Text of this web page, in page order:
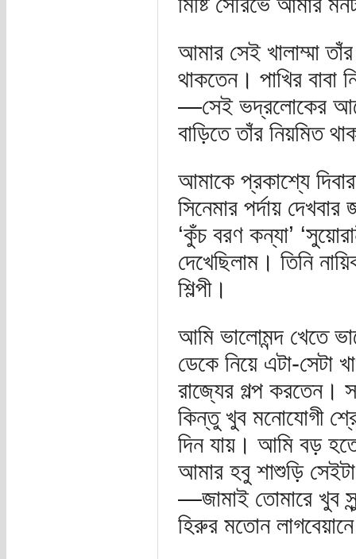
আমার সেই খালাম্মা
থাকতেন। পাখির বাবা
—সেই ভদ্রলোকের
বাড়িতে তাঁর নিয়মিত
আমাকে প্রকাশ্যে
সিনেমার পর্দায়
‘কুঁচ বরণ কন্যা’
দেখেছিলাম। তিনি
শিল্পী।
আমি ভালোমন্দ খেতে
ডেকে নিয়ে এটা-
রাজ্যের গল্প করতেন।
কিন্তু খুব মনোযোগী
দিন যায়। আমি বড়
আমার হবু শাশুড়ি
—জামাই তোমারে খুব
হিরুর মতোন